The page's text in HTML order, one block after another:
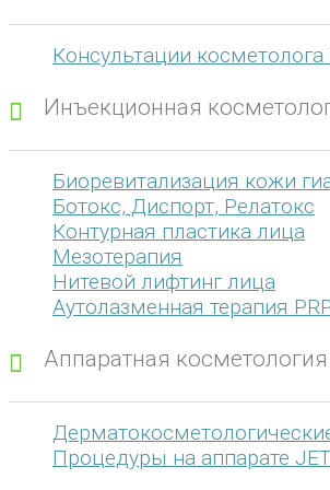
Консультации
Инъекционная
Биоревитализация кожи
Ботокс, Диспорт, Релатокс
Контурная пластика лица
Мезотерапия
Нитевой лифтинг лица
Аутолазменная терапия
Аппаратная косметология
Процедуры на аппарате